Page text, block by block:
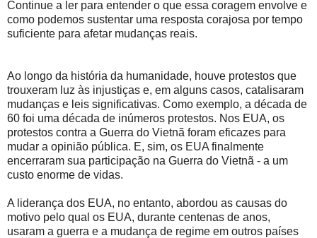
Continue a ler para entender o que essa coragem envolve e
como podemos sustentar uma resposta corajosa por tempo
suficiente para afetar mudanças reais.
Ao longo da história da humanidade, houve protestos que
trouxeram luz às injustiças e, em alguns casos, catalisaram
mudanças e leis significativas. Como exemplo, a década de
60 foi uma década de inúmeros protestos. Nos EUA, os
protestos contra a Guerra do Vietnã foram eficazes para
mudar a opinião pública. E, sim, os EUA finalmente
encerraram sua participação na Guerra do Vietnã - a um
custo enorme de vidas.
A liderança dos EUA, no entanto, abordou as causas do
motivo pelo qual os EUA, durante centenas de anos,
usaram a guerra e a mudança de regime em outros países